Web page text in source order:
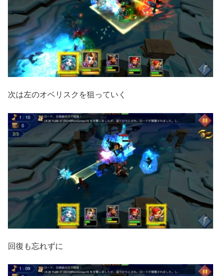
次は左のオベリスクを狙っていく
回復も忘れずに